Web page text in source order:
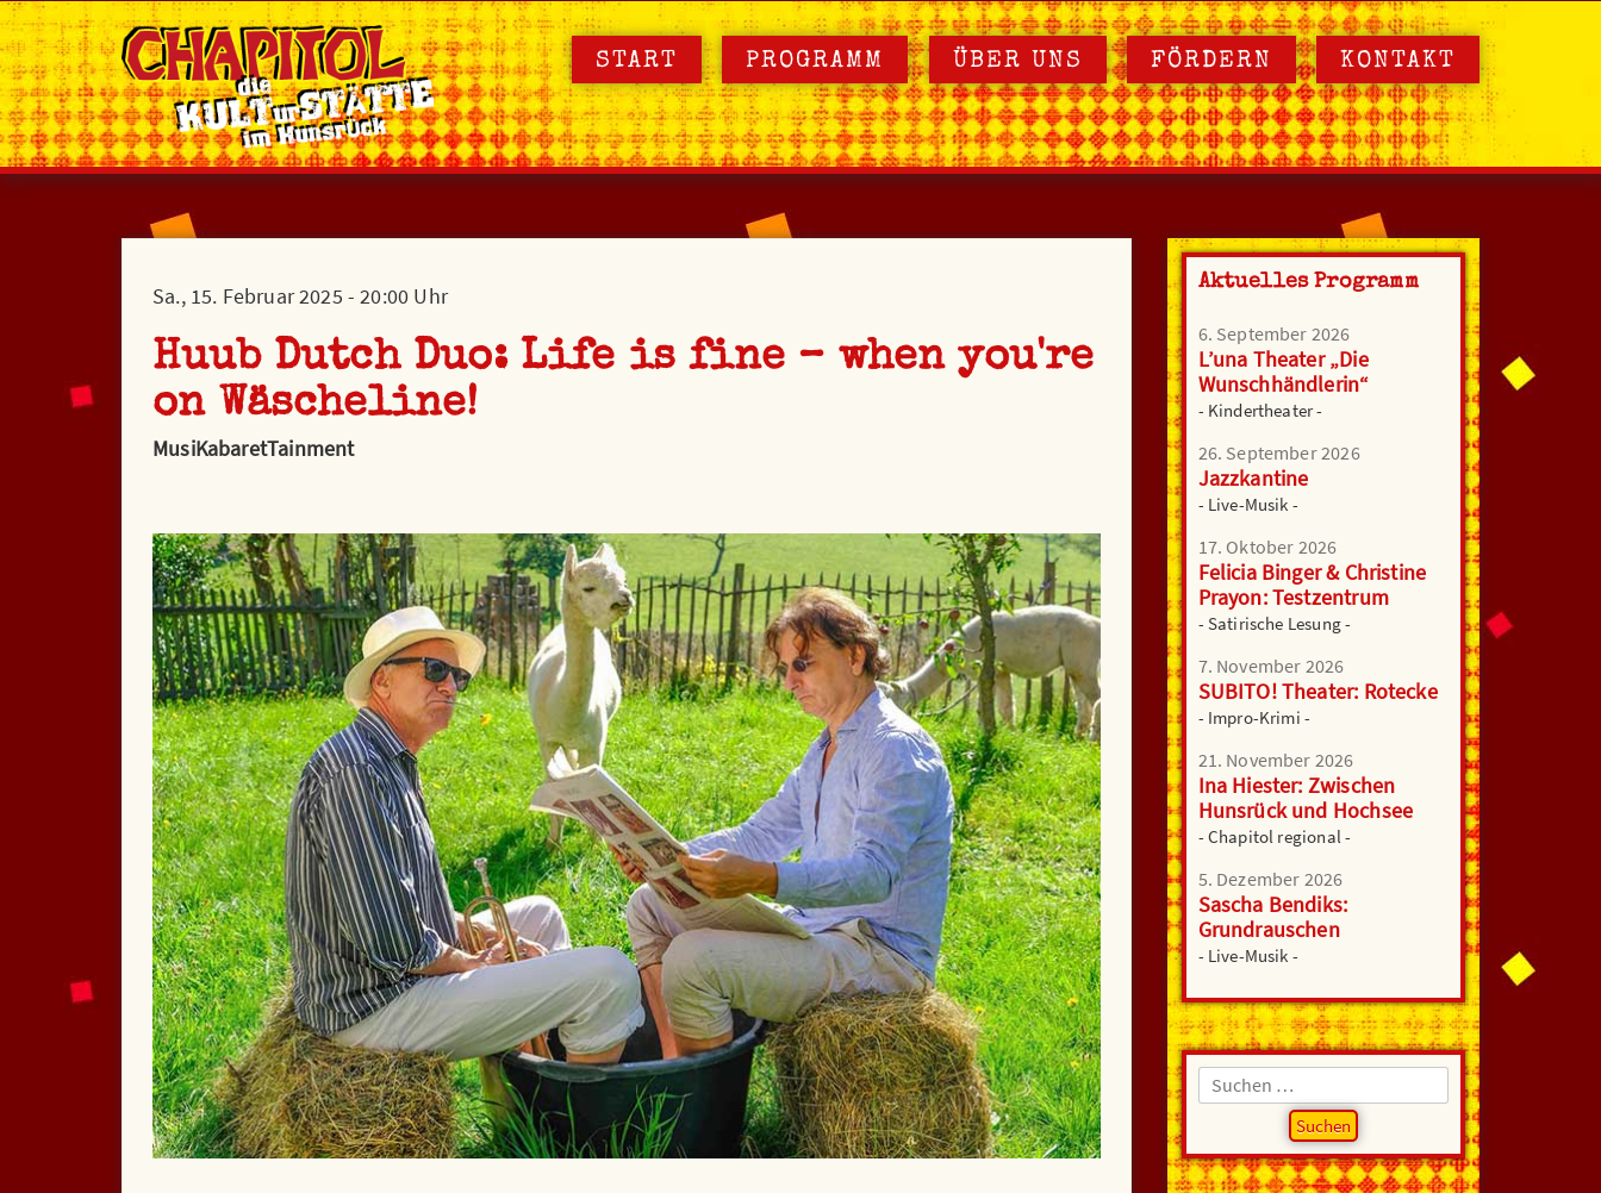
START PROGRAMM ÜBER UNS FÖRDERN KONTAKT
Sa., 15. Februar 2025 - 20:00 Uhr
Huub Dutch Duo: Life is fine – when you're
on Wäscheline!
MusiKabaretTainment
Aktuelles Programm
6. September 2026
L’una Theater „Die
Wunschhändlerin“
- Kindertheater -
26. September 2026
Jazzkantine
- Live-Musik -
17. Oktober 2026
Felicia Binger & Christine
Prayon: Testzentrum
- Satirische Lesung -
7. November 2026
SUBITO! Theater: Rotecke
- Impro-Krimi -
21. November 2026
Ina Hiester: Zwischen
Hunsrück und Hochsee
- Chapitol regional -
5. Dezember 2026
Sascha Bendiks:
Grundrauschen
- Live-Musik -
Suchen
nach: